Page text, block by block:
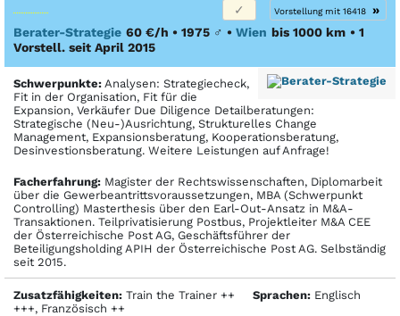
Vorstellung mit 16418
»
Berater-Strategie 60 €/h • 1975 ♂ • Wien bis 1000 km • 1
Vorstell. seit April 2015
Schwerpunkte: Analysen: Strategiecheck,
Fit in der Organisation, Fit für die
Expansion, Verkäufer Due Diligence Detailberatungen:
Strategische (Neu-)Ausrichtung, Strukturelles Change
Management, Expansionsberatung, Kooperationsberatung,
Desinvestionsberatung. Weitere Leistungen auf Anfrage!
Facher­fahrung: Magister der Rechtswissenschaften, Diplomarbeit
über die Gewerbeantrittsvoraussetzungen, MBA (Schwerpunkt
Controlling) Masterthesis über den Earl-Out-Ansatz in M&A-
Transaktionen. Teilprivatisierung Postbus, Projektleiter M&A CEE
der Österreichische Post AG, Geschäftsführer der
Beteiligungsholding APIH der Österreichische Post AG. Selbständig
seit 2015.
Zusatzfähigkeiten: Train the Trainer ++ Sprachen: Englisch
+++, Französisch ++